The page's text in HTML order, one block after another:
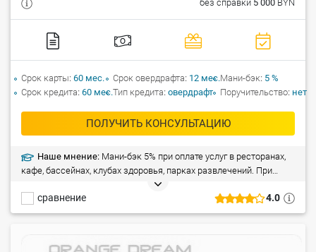
4.0
сравнение
без справки 5 000 BYN
ПОЛУЧИТЬ КОНСУЛЬТАЦИЮ
Срок карты 60 мес.
Срок кредита 60 мес.
Срок овердрафта 12 мес.
Тип кредита овердрафт
Мани-бэк 5 %
Поручительство нет
Наше мнение: Мани-бэк 5% при оплате услуг в ресторанах,
кафе, бассейнах, клубах здоровья, парках развлечений. При
расчетах в гипермаркетах, на заправках сумма возврата
составляет 3%, в иных категориях – 0,5%.